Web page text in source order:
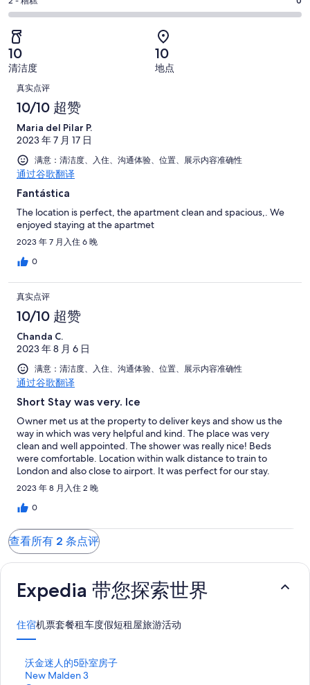
好
评，
共
有
条
点
评
以。
条
好
评，
共
有
条
点
评
般。
0
条
好
评，
共
有
条
评
-
差。
0
条
好
评，
有
条
点
评
分
-
糟
糕。
0
条
好
评，
共
条
点
评
10
清洁度
10
地点
点
评
真实点评
10/10 超赞
Maria del Pilar P.
2023 年 7 月 17 日
满意：清洁度、入住、沟通体验、位置、展示内容准确性
通过谷歌翻译
Fantástica
The location is perfect, the apartment clean and spacious,. We
enjoyed staying at the apartmet
2023 年 7 月入住 6 晚
0
真实点评
10/10 超赞
Chanda C.
2023 年 8 月 6 日
满意：清洁度、入住、沟通体验、位置、展示内容准确性
通过谷歌翻译
Short Stay was very. Ice
Owner met us at the property to deliver keys and show us the
way in which was very helpful and kind. The place was very
clean and well appointed. The shower was really nice! Beds
were comfortable. Location within walk distance to train to
London and also close to airport. It was perfect for our stay.
2023 年 8 月入住 2 晚
0
查看所有 2 条点评
Expedia 带您探索世界
住宿机票套餐租车度假短租屋旅游活动
沃金迷人的5卧室房子
打
开
New Malden 3
打